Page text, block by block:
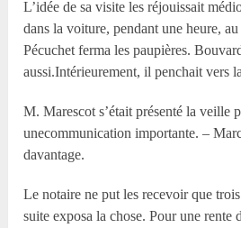
L’idée de sa visite les réjouissait
dans la voiture, pendant une heure,
Pécuchet ferma les paupières.
aussi.Intérieurement, il penchait vers
M. Marescot s’était présenté la veille
unecommunication importante. –
davantage.
Le notaire ne put les recevoir que
suite exposa la chose. Pour une rente